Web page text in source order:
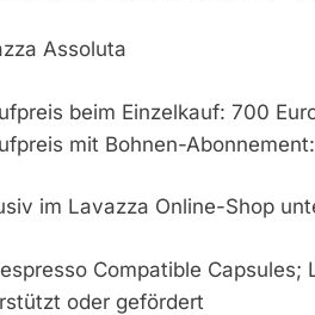
Assoluta
beim Einzelkauf: 700
mit Bohnen-
im Lavazza Online-Shop
Compatible
oder gefördert